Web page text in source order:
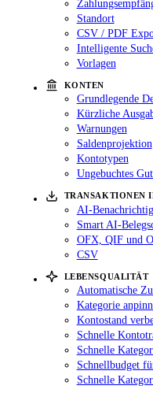
Standort
CSV / PDF
Intelligente
Vorlagen
KONTEN
Grundlegende
Kürzliche
Warnungen
Saldenprojektion
Kontotypen
Ungebuchtes
TRANSAKTIONEN
AI-
Smart AI-
OFX, QIF und
CSV
LEBENSQUALITÄT
Automatische
Kategorie
Kontostand
Schnelle
Schnelle
Schnellbudget
Schnelle